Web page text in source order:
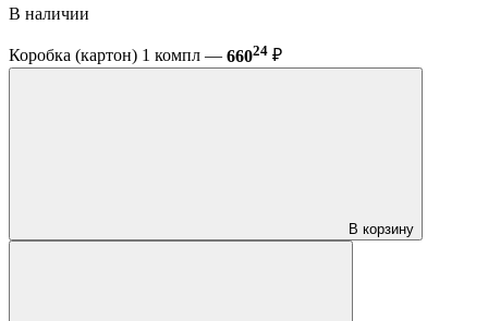
В наличии
Коробка (картон) 1 компл — 66024 ₽
В корзину